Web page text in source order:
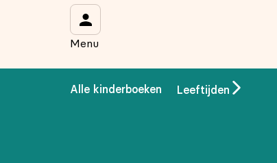
Menu
Alle kinderboeken Leeftijden
Wat is je voornaam?